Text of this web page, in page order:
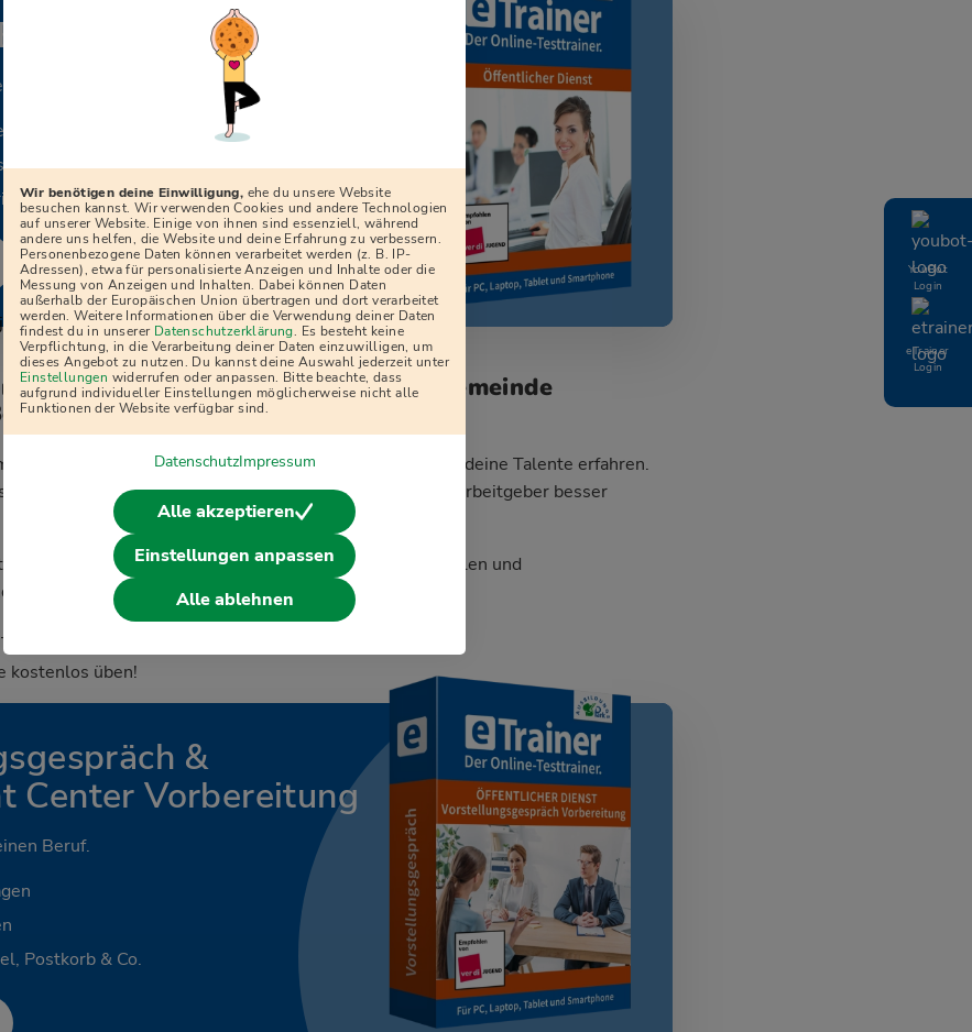
YouBot
Login
eTrainer
Login
Beruf.
zum Vorstellungsgespräch bei der Gemeinde
die Personalverantwortlichen mehr über dich und deine Talente erfahren.
natürlich auch die Chance, deinen möglichen künftigen Arbeitgeber besser
du rechnen? Alle typischen Themen mit Antwort-Beispielen und
du hier:
mehr erfahren!
kostenlos üben!
&
Center Vorbereitung
Beruf.
Postkorb & Co.
j
Wir benötigen deine Einwilligung, ehe du unsere Website
besuchen kannst. Wir verwenden Cookies und andere Technologien
auf unserer Website. Einige von ihnen sind essenziell, während
andere uns helfen, die Website und deine Erfahrung zu verbessern.
Personenbezogene Daten können verarbeitet werden (z. B. IP-
Adressen), etwa für personalisierte Anzeigen und Inhalte oder die
Messung von Anzeigen und Inhalten. Dabei können Daten
außerhalb der Europäischen Union übertragen und dort verarbeitet
werden. Weitere Informationen über die Verwendung deiner Daten
findest du in unserer Datenschutzerklärung. Es besteht keine
Verpflichtung, in die Verarbeitung deiner Daten einzuwilligen, um
dieses Angebot zu nutzen. Du kannst deine Auswahl jederzeit unter
Einstellungen widerrufen oder anpassen. Bitte beachte, dass
aufgrund individueller Einstellungen möglicherweise nicht alle
Funktionen der Website verfügbar sind.
DatenschutzImpressum
Alle akzeptieren
Einstellungen anpassen
Alle ablehnen